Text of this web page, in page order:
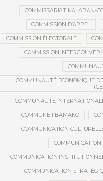
COMMISSARIAT KALABAN-
COMMISSION D’APPEL
COMMISSION ÉLECTORALE
COMMISSION
COMMUNAUTÉ ÉCONOMIQUE
COMMUNAUTÉ
COMMUNE I BAMAKO
COMMUNICATION
COMMUNICATION
COMMUNICATION
COMMUNICATION